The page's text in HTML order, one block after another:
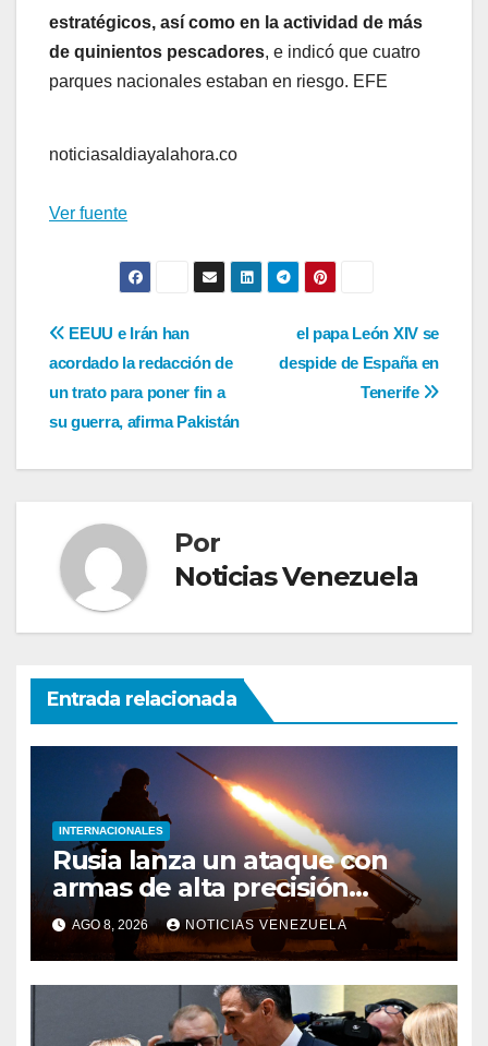
estratégicos, así como en la actividad de más
de quinientos pescadores, e indicó que cuatro
parques nacionales estaban en riesgo. EFE
noticiasaldiayalahora.co
Ver fuente
Navegación
de
entradas
el papa León XIV se
despide de España en
Tenerife
EEUU e Irán han
acordado la redacción de
un trato para poner fin a
su guerra, afirma Pakistán
Por
Noticias Venezuela
Entrada relacionada
INTERNACIONALES
Rusia lanza un ataque con
armas de alta precisión
contra la industria militar en
Kiev
AGO 8, 2026 NOTICIAS VENEZUELA